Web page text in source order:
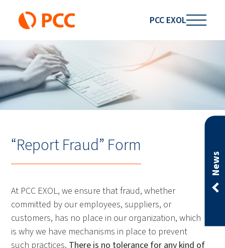
PCC EXOL
News
“Report Fraud” Form
At PCC EXOL, we ensure that fraud, whether
committed by our employees, suppliers, or
customers, has no place in our organization, which
is why we have mechanisms in place to prevent
such practices. There is no tolerance for any kind of